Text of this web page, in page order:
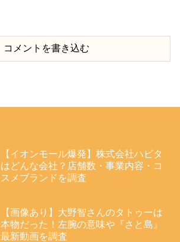
コメントを書き込む
【イオンモール爆発】株式会社ハビタ
はどんな会社？店舗数・事業内容・コ
スメブランドを調査
【画像あり】大野智さんのタトゥーは
本物だった！左腕の意味や『さと島』
最新動画を調査